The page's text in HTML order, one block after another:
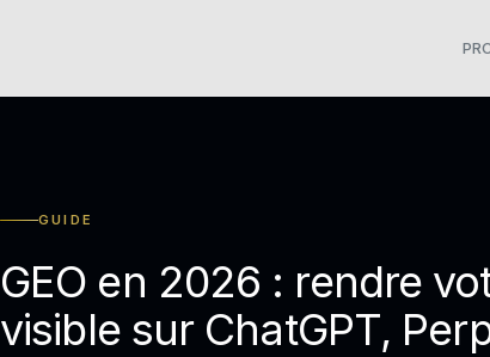
GUIDE
GEO en 2026 : rendre
visible sur ChatGPT,